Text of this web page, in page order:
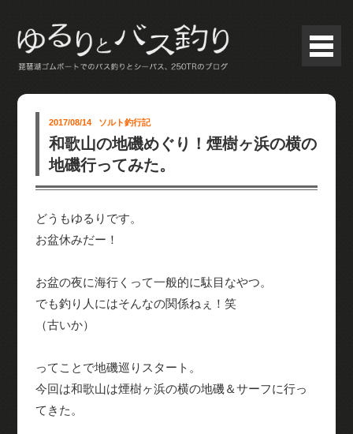
2017/08/14 ソルト釣行記
和歌山の地磯めぐり！煙樹ヶ浜の横の
地磯行ってみた。
どうもゆるりです。
お盆休みだー！
お盆の夜に海行くって一般的に駄目なやつ。
でも釣り人にはそんなの関係ねぇ！笑
（古いか）
ってことで地磯巡りスタート。
今回は和歌山は煙樹ヶ浜の横の地磯＆サーフに行っ
てきた。